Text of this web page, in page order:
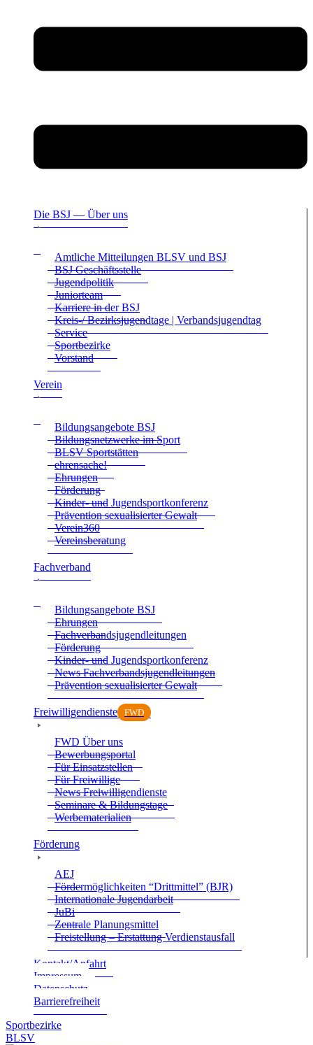
Die BSJ — Über uns
Amt­li­che Mit­tei­lun­gen BLSV und BSJ
BSJ Geschäfts­stelle
Jugend­po­li­tik
Juni­or­team
Kar­riere in der BSJ
Kreis-/ Bezirks­ju­gend­tage | Ver­bands­ju­gend­tag
Ser­vice
Sport­be­zirke
Vor­stand
Ver­ein
Bil­dungs­an­ge­bote BSJ
Bil­dungs­netz­werke im Sport
BLSV Sport­stät­ten
ehren­sa­che!
Ehrun­gen
För­de­rung
Kin­der- und Jugend­sport­kon­fe­renz
Prä­ven­tion sexua­li­sier­ter Gewalt
Verein360
Ver­eins­be­ra­tung
Fach­ver­band
Bil­dungs­an­ge­bote BSJ
Ehrun­gen
Fach­ver­bands­ju­gend­lei­tun­gen
För­de­rung
Kin­der- und Jugend­sport­kon­fe­renz
News Fach­ver­bands­ju­gend­lei­tun­gen
Prä­ven­tion sexua­li­sier­ter Gewalt
Frei­wil­li­gen­dienste FWD
FWD Über uns
Bewer­bungs­por­tal
Für Ein­satz­stel­len
Für Frei­wil­lige
News Frei­wil­li­gen­dienste
Semi­nare & Bil­dungs­tage
Wer­be­ma­te­ria­lien
För­de­rung
AEJ
För­der­mög­lich­kei­ten “Dritt­mit­tel” (BJR)
Inter­na­tio­nale Jugend­ar­beit
JuBi
Zen­trale Pla­nungs­mit­tel
Frei­stel­lung – Erstat­tung Ver­dienst­aus­fall
Kontakt/Anfahrt
Impres­sum
Daten­schutz
Bar­rie­re­frei­heit
Sportbezirke
BLSV